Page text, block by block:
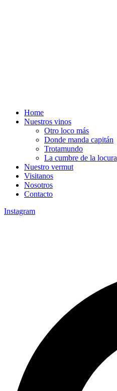
Home
Nuestros vinos
Otro loco más
Donde manda capitán
Trotamundo
La cumbre de la locura
Nuestro vermut
Visitanos
Nosotros
Contacto
Instagram